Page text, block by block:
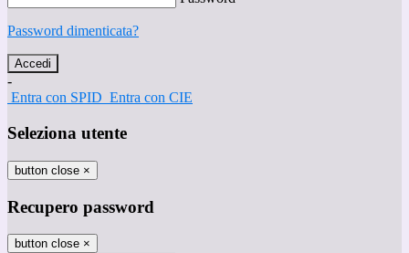
Password dimenticata?
-
Entra con SPID Entra con CIE
Seleziona utente
button close ×
Recupero password
button close ×